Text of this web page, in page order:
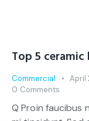
Top 5
Commercial April
0 Comments
Q Proin faucibus